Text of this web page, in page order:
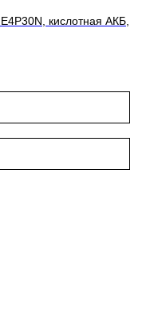
кислотная АКБ,